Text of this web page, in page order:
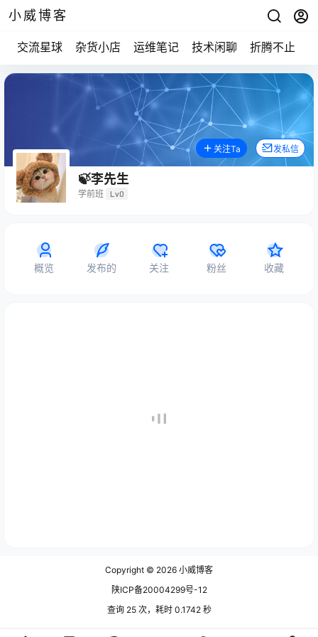
小威博客
交流星球 杂货小店 运维笔记 技术闲聊 折腾不止
🍃李先生
学前班 Lv0
关注Ta 发私信
概览 发布的 关注 粉丝 收藏
Copyright © 2026 小威博客
陕ICP备20004299号-12
查询 25 次，耗时 0.1742 秒